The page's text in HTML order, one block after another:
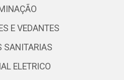
E VEDANTES
SANITARIAS
ELETRICO